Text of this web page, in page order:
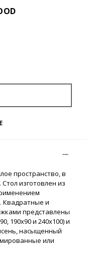
пространство, в
изготовлен из
Квадратные и
представлены
190x90 и 240x100) и
насыщенный
или